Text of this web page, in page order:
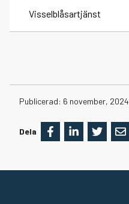
Visselblåsartjänst
Datum
Publicerad: 6 november, 2024
Dela